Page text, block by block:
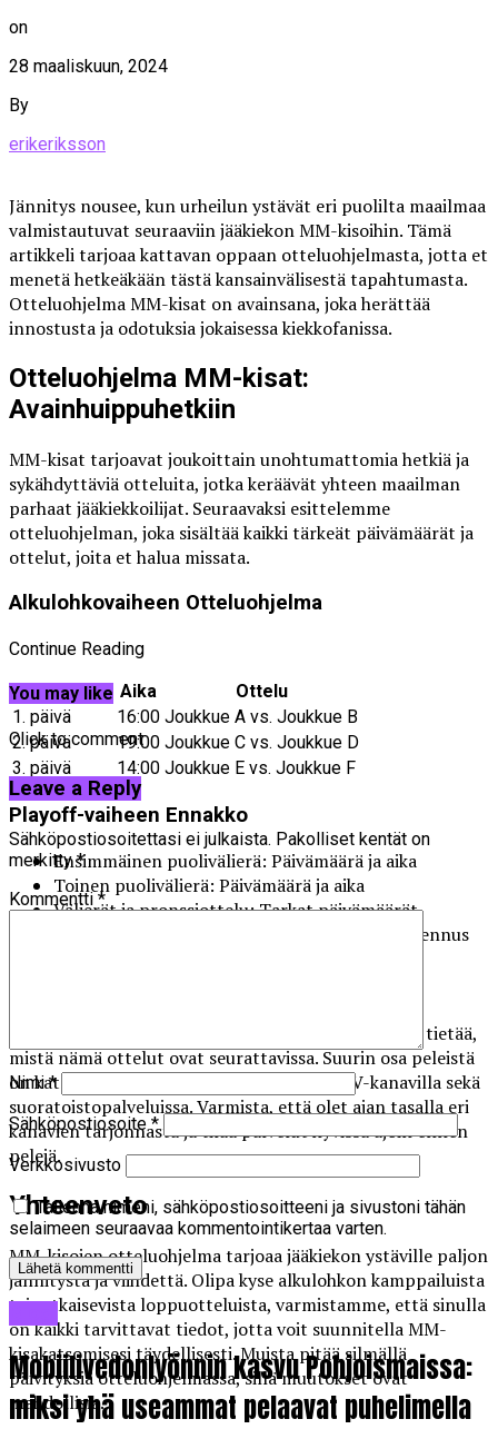
on
28 maaliskuun, 2024
By
erikeriksson
Jännitys nousee, kun urheilun ystävät eri puolilta maailmaa
valmistautuvat seuraaviin jääkiekon MM-kisoihin. Tämä
artikkeli tarjoaa kattavan oppaan otteluohjelmasta, jotta et
menetä hetkeäkään tästä kansainvälisestä tapahtumasta.
Otteluohjelma MM-kisat on avainsana, joka herättää
innostusta ja odotuksia jokaisessa kiekkofanissa.
Otteluohjelma MM-kisat:
Avainhuippuhetkiin
MM-kisat tarjoavat joukoittain unohtumattomia hetkiä ja
sykähdyttäviä otteluita, jotka keräävät yhteen maailman
parhaat jääkiekkoilijat. Seuraavaksi esittelemme
otteluohjelman, joka sisältää kaikki tärkeät päivämäärät ja
ottelut, joita et halua missata.
Alkulohkovaiheen Otteluohjelma
Päivämäärä Aika
Ottelu
1. päivä
16:00 Joukkue A vs. Joukkue B
2. päivä
19:00 Joukkue C vs. Joukkue D
3. päivä
14:00 Joukkue E vs. Joukkue F
Playoff-vaiheen Ennakko
Ensimmäinen puolivälierä: Päivämäärä ja aika
Toinen puolivälierä: Päivämäärä ja aika
Välierät ja pronssiottelu: Tarkat päivämäärät
Loppuottelu: Päivämäärä ja aika – suurin huipennus
Kun otteluohjelma MM-kisat on selvillä, on tärkeää tietää,
mistä nämä ottelut ovat seurattavissa. Suurin osa peleistä
on katsottavissa suorana lähetyksenä eri TV-kanavilla sekä
suoratoistopalveluissa. Varmista, että olet ajan tasalla eri
kanavien tarjonnasta ja tilaa palvelut hyvissä ajoin ennen
pelejä.
Yhteenveto
MM-kisojen otteluohjelma tarjoaa jääkiekon ystäville paljon
jännitystä ja viihdettä. Olipa kyse alkulohkon kamppailuista
tai ratkaisevista loppuotteluista, varmistamme, että sinulla
on kaikki tarvittavat tiedot, jotta voit suunnitella MM-
kisakatsomisesi täydellisesti. Muista pitää silmällä
päivityksiä otteluohjelmassa, sillä muutokset ovat
mahdollisia.
Continue Reading
You may like
Click to comment
Leave a Reply
Sähköpostiosoitettasi ei julkaista. Pakolliset kentät on
merkitty*
Kommentti *
Nimi*
Sähköpostiosoite*
Verkkosivusto
Tallenna nimeni, sähköpostiosoitteeni ja sivustoni tähän
selaimeen seuraavaa kommentointikertaa varten.
Mobiilivedonlyönnin kasvu Pohjoismaissa:
miksi yhä useammat pelaavat puhelimella